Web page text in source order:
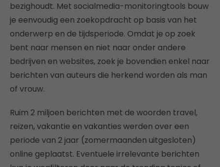
bezighoudt. Met socialmedia-monitoringtools bouw
je eenvoudig een zoekopdracht op basis van het
onderwerp en de tijdsperiode. Omdat je op zoek
bent naar mensen en niet naar onder andere
bedrijven en websites, zoek je bovendien enkel naar
berichten van auteurs die herkend worden als man
of vrouw.
Ruim 2 miljoen berichten met de woorden travel,
reizen, vakantie en vakanties werden over een
periode van 2 jaar (zomermaanden uitgesloten)
online geplaatst. Eventuele irrelevante berichten